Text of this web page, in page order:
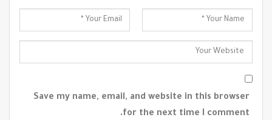
Save my name, email, and website in this browser
for the next time I comment.